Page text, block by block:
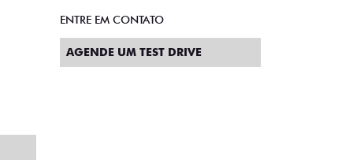
ENTRE EM CONTATO
AGENDE UM TEST DRIVE